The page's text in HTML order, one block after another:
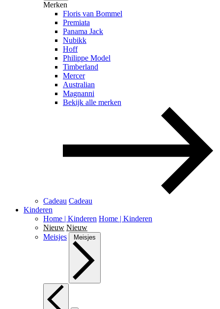
Merken
Floris van Bommel
Premiata
Panama Jack
Nubikk
Hoff
Philippe Model
Timberland
Mercer
Australian
Magnanni
Bekijk alle merken
Cadeau Cadeau
Kinderen
Home | Kinderen Home | Kinderen
Nieuw Nieuw
Meisjes
Meisjes